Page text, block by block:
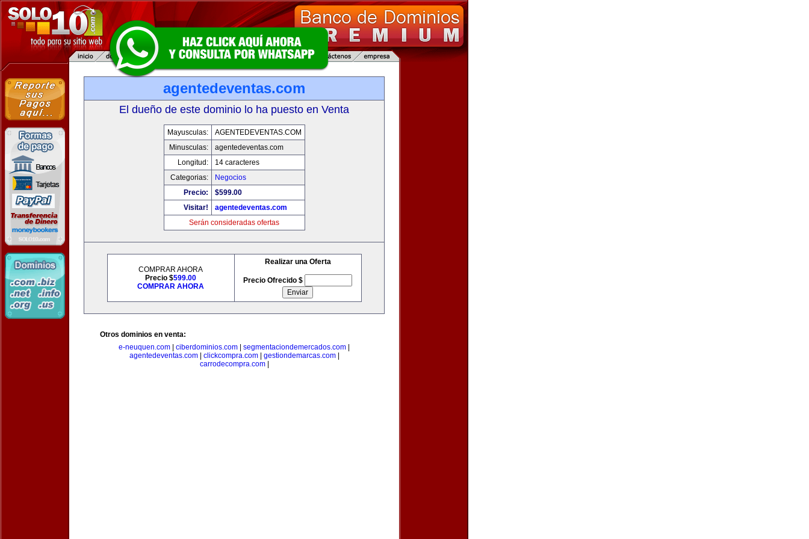
agentedeventas.com
El dueño de este dominio lo ha puesto en Venta
Mayusculas:
AGENTEDEVENTAS.COM
Minusculas:
agentedeventas.com
Longitud:
14 caracteres
Categorias:
Negocios
Precio:
$599.00
Visitar!
agentedeventas.com
Serán consideradas ofertas
COMPRAR AHORA
Precio $599.00
COMPRAR AHORA
Realizar una Oferta
Precio Ofrecido $
Otros dominios en venta:
e-neuquen.com
ciberdominios.com segmentaciondemercados.com
agentedeventas.com| clickcompra.com| gestiondemarcas.com|
carrodecompra.com|